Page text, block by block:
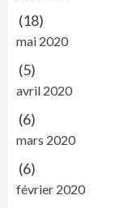
(18)
mai 2020
(5)
avril 2020
(6)
mars 2020
(6)
février 2020